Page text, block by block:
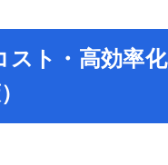
スト・高効率